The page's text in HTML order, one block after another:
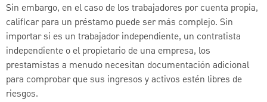
Sin embargo, en el caso de los trabajadores por cuenta propia,
calificar para un préstamo puede ser más complejo. Sin
importar si es un trabajador independiente, un contratista
independiente o el propietario de una empresa, los
prestamistas a menudo necesitan documentación adicional
para comprobar que sus ingresos y activos estén libres de
riesgos.